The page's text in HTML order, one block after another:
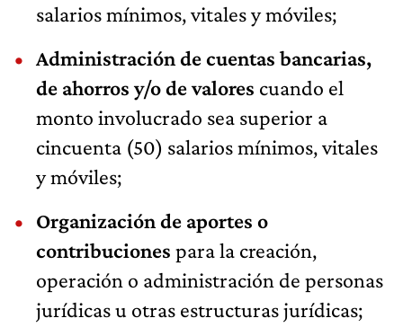
salarios mínimos, vitales y móviles;
Administración de cuentas bancarias,
de ahorros y/o de valores cuando el
monto involucrado sea superior a
cincuenta (50) salarios mínimos, vitales
y móviles;
Organización de aportes o
contribuciones para la creación,
operación o administración de personas
jurídicas u otras estructuras jurídicas;